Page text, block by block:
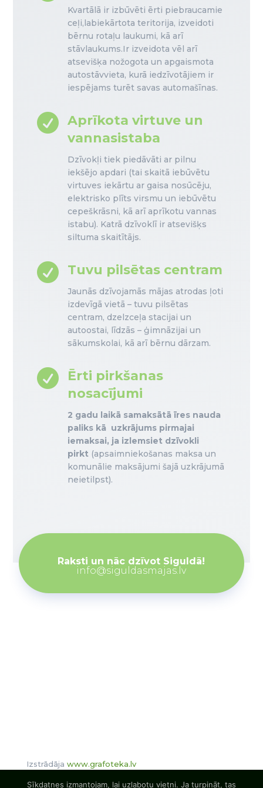
Kvartālā ir izbūvēti ērti piebraucamie
ceļi,labiekārtota teritorija, izveidoti
bērnu rotaļu laukumi, kā arī
stāvlaukums.Ir izveidota vēl arī
atsevišķa nožogota un apgaismota
autostāvvieta, kurā iedzīvotājiem ir
iespējams turēt savas automašīnas.
 Aprīkota virtuve un
vannasistaba
Dzīvokļi tiek piedāvāti ar pilnu
iekšējo apdari (tai skaitā iebūvētu
virtuves iekārtu ar gaisa nosūcēju,
elektrisko plīts virsmu un iebūvētu
cepeškrāsni, kā arī aprīkotu vannas
istabu). Katrā dzīvoklī ir atsevišķs
siltuma skaitītājs.
 Tuvu pilsētas centram
Jaunās dzīvojamās mājas atrodas ļoti
izdevīgā vietā – tuvu pilsētas
centram, dzelzceļa stacijai un
autoostai, līdzās – ģimnāzijai un
sākumskolai, kā arī bērnu dārzam.

Ērti pirkšanas
nosacījumi
2 gadu laikā samaksātā īres nauda
paliks kā uzkrājums pirmajai
iemaksai, ja izlemsiet dzīvokli
pirkt (apsaimniekošanas maksa un
komunālie maksājumi šajā uzkrājumā
neietilpst).
Raksti un nāc dzīvot Siguldā!
info@siguldasmajas.lv
Izstrādāja www.grafoteka.lv
Sīkdatnes izmantojam, lai uzlabotu vietni. Ja turpināt, tas